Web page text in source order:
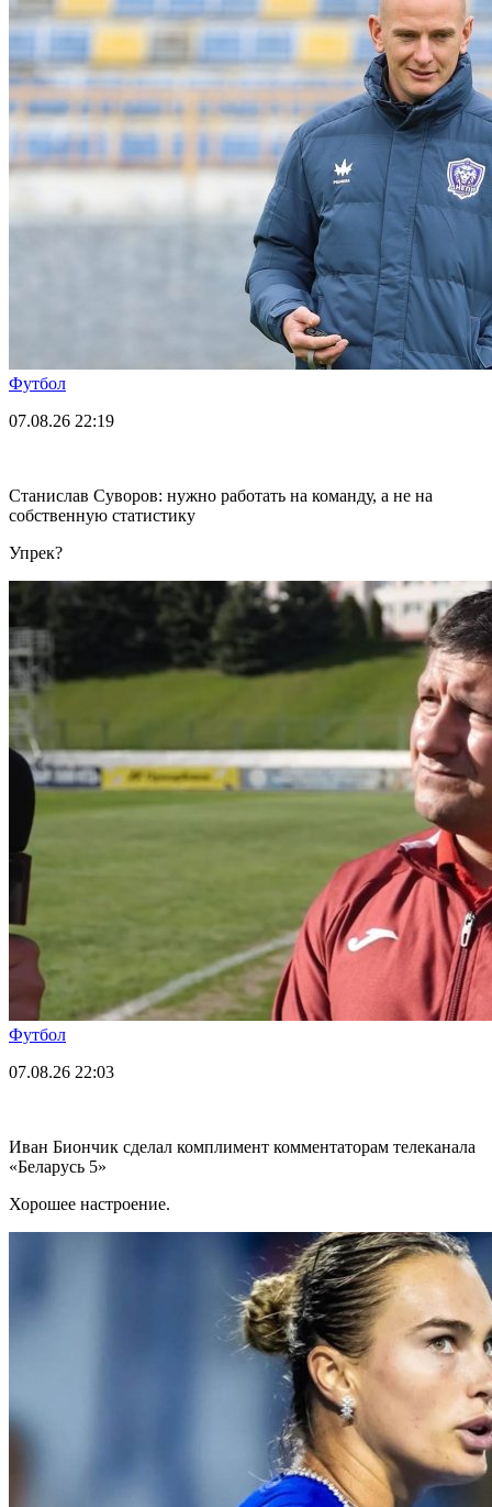
Футбол
07.08.26 22:19
Станислав Суворов: нужно работать на команду, а не на
собственную статистику
Упрек?
Футбол
07.08.26 22:03
Иван Биончик сделал комплимент комментаторам телеканала
«Беларусь 5»
Хорошее настроение.